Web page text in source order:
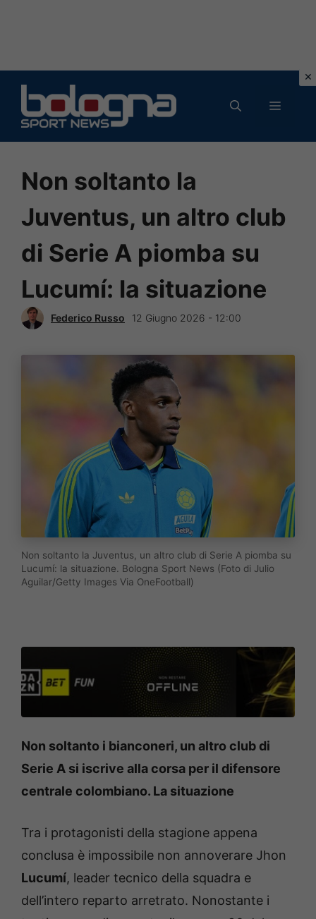
contenuto
MENU
Non soltanto la
Juventus, un altro club
di Serie A piomba su
Lucumí: la situazione
Federico Russo 12 Giugno 2026 - 12:00
Non soltanto la Juventus, un altro club di Serie A piomba su
Lucumí: la situazione. Bologna Sport News (Foto di Julio
Aguilar/Getty Images Via OneFootball)
Non soltanto i bianconeri, un altro club di
Serie A si iscrive alla corsa per il difensore
centrale colombiano. La situazione
Tra i protagonisti della stagione appena
conclusa è impossibile non annoverare Jhon
Lucumí, leader tecnico della squadra e
dell’intero reparto arretrato. Nonostante i